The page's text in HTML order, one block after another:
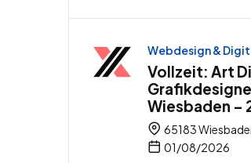
Webdesign &
Vollzeit: Art
Wiesbaden –
65183
01/08/2026